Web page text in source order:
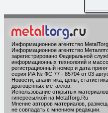
Информационное агентство
Информационное агентство
зарегистрировано Федеральной
информационных технологий и
регистрационный номер и дата
серия ИА № ФС 77 - 85704 от 03
Новости, аналитика, цены,
драгоценных металлов.
Использование открытых
гиперссылкой на MetalTorg.Ru
Мнение авторов материалов,
не совпадать с мнением редакции.